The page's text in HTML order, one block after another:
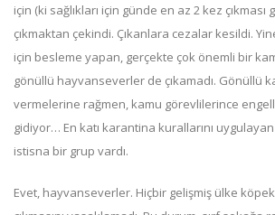
için (ki sağlıkları için günde en az 2 kez
çıkmaktan çekindi. Çıkanlara cezalar kesildi.
için besleme yapan, gerçekte çok önemli bir
gönüllü hayvanseverler de çıkamadı. Gönüllü
vermelerine rağmen, kamu görevlilerince
gidiyor… En katı karantina kurallarını
istisna bir grup vardı.
Evet, hayvanseverler. Hiçbir gelişmiş ülke